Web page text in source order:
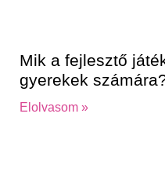
Mik a fejlesztő
gyerekek
Elolvasom »